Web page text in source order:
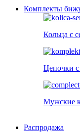
Комплекты
Кольца с
Цепочки с
Мужские
Распродажа